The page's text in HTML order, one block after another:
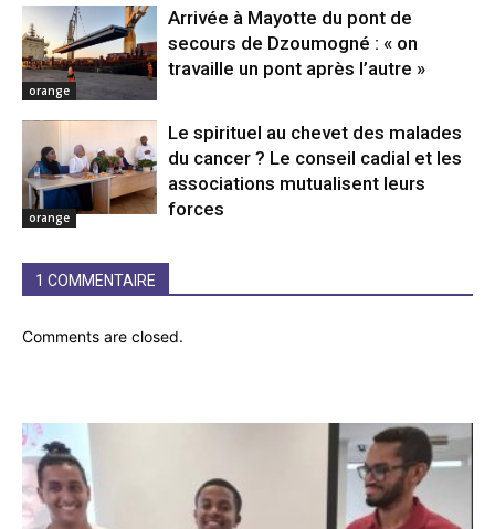
orange
Arrivée à Mayotte du pont de
secours de Dzoumogné : « on
travaille un pont après l’autre »
orange
Le spirituel au chevet des malades
du cancer ? Le conseil cadial et les
associations mutualisent leurs
forces
1 COMMENTAIRE
Comments are closed.